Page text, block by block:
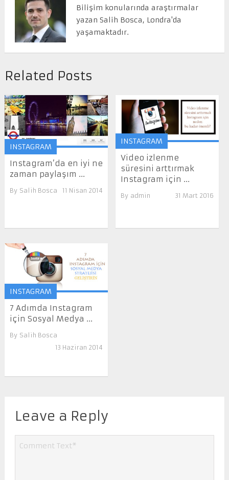
Bilişim konularında araştırmalar
yazan Salih Bosca, Londra'da
yaşamaktadır.
Related Posts
INSTAGRAM
Instagram’da en iyi ne
zaman paylaşım ...
By Salih Bosca 11 Nisan 2014
INSTAGRAM
Video izlenme
süresini arttırmak
Instagram için ...
By admin 31 Mart 2016
INSTAGRAM
7 Adımda Instagram
için Sosyal Medya ...
By Salih Bosca
13 Haziran 2014
Leave a Reply